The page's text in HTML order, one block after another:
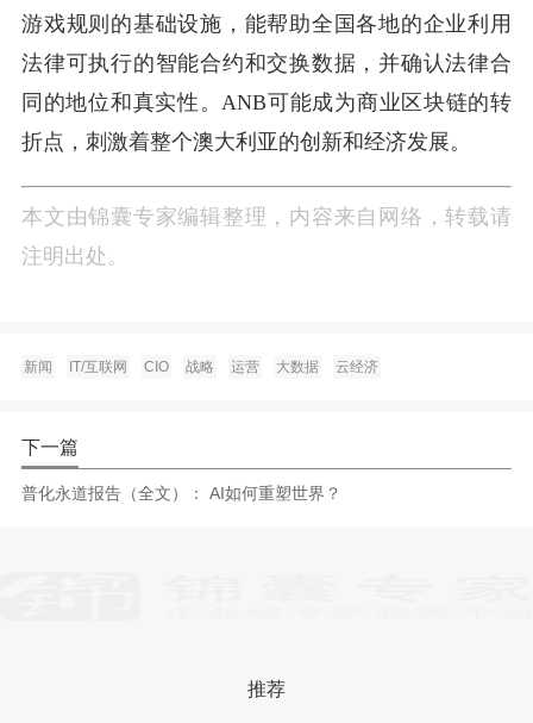
游戏规则的基础设施，能帮助全国各地的企业利用
法律可执行的智能合约和交换数据，并确认法律合
同的地位和真实性。ANB可能成为商业区块链的转
折点，刺激着整个澳大利亚的创新和经济发展。
本文由锦囊专家编辑整理，内容来自网络，转载请
注明出处。
新闻 IT/互联网 CIO 战略 运营 大数据 云经济
下一篇
普化永道报告（全文）： AI如何重塑世界？
推荐